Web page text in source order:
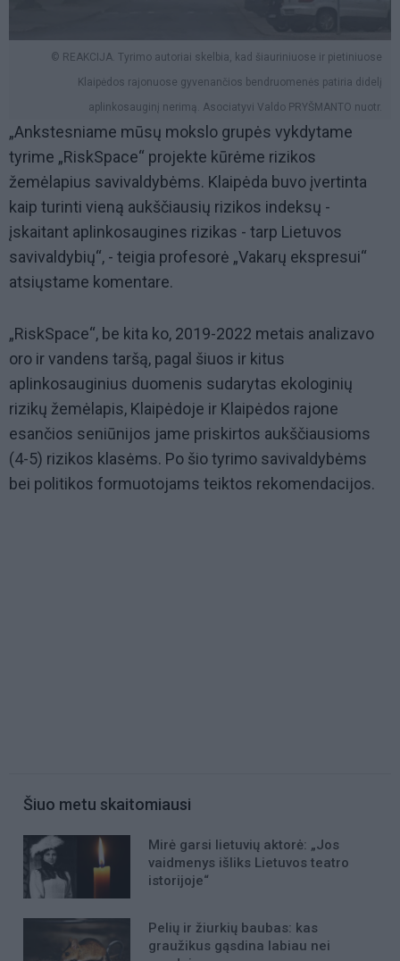
© REAKCIJA. Tyrimo autoriai skelbia, kad šiauriniuose ir pietiniuose
Klaipėdos rajonuose gyvenančios bendruomenės patiria didelį
aplinkosauginį nerimą. Asociatyvi Valdo PRYŠMANTO nuotr.
„Ankstesniame mūsų mokslo grupės vykdytame
tyrime „RiskSpace“ projekte kūrėme rizikos
žemėlapius savivaldybėms. Klaipėda buvo įvertinta
kaip turinti vieną aukščiausių rizikos indeksų -
įskaitant aplinkosaugines rizikas - tarp Lietuvos
savivaldybių“, - teigia profesorė „Vakarų ekspresui“
atsiųstame komentare.
„RiskSpace“, be kita ko, 2019-2022 metais analizavo
oro ir vandens taršą, pagal šiuos ir kitus
aplinkosauginius duomenis sudarytas ekologinių
rizikų žemėlapis, Klaipėdoje ir Klaipėdos rajone
esančios seniūnijos jame priskirtos aukščiausioms
(4-5) rizikos klasėms. Po šio tyrimo savivaldybėms
bei politikos formuotojams teiktos rekomendacijos.
Šiuo metu skaitomiausi
Mirė garsi lietuvių aktorė: „Jos
vaidmenys išliks Lietuvos teatro
istorijoje“
Pelių ir žiurkių baubas: kas
graužikus gąsdina labiau nei